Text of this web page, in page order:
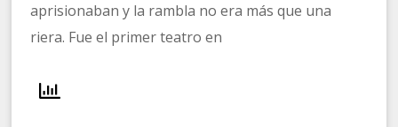
aprisionaban y la rambla no era más que una
riera. Fue el primer teatro en